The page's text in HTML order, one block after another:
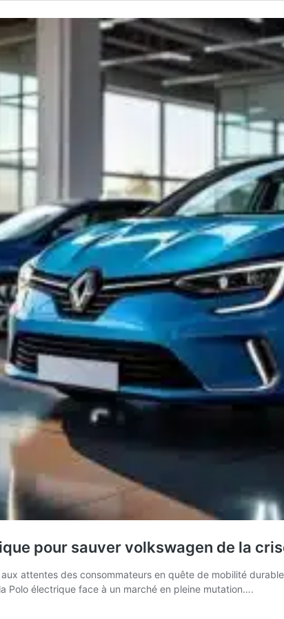
pour sauver volkswagen de la
attentes des consommateurs en quête de mobilité
Polo électrique face à un marché en pleine mutation….